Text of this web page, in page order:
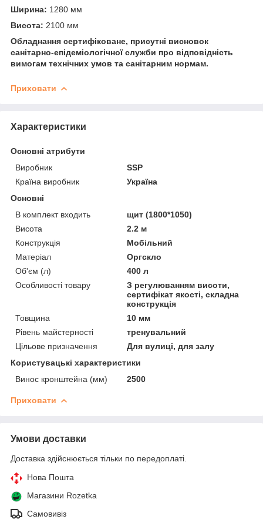
Ширина: 1280 мм
Висота: 2100 мм
Обладнання сертифіковане, присутні висновок
санітарно-епідеміологічної служби про відповідність
вимогам технічних умов та санітарним нормам.
Приховати
Характеристики
Основні атрибути
Виробник
SSP
Країна виробник
Україна
Основні
В комплект входить
щит (1800*1050)
Висота
2.2 м
Конструкція
Мобільний
Матеріал
Оргскло
Об'єм (л)
400 л
Особливості товару
З регулюванням висоти,
сертифікат якості, складна
конструкція
Товщина
10 мм
Рівень майстерності
тренувальний
Цільове призначення
Для вулиці, для залу
Користувацькі характеристики
Винос кронштейна (мм)
2500
Приховати
Умови доставки
Доставка здійснюється тільки по передоплаті.
Нова Пошта
Магазини Rozetka
Самовивіз